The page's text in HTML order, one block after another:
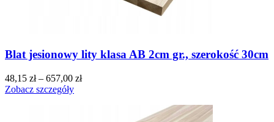
Blat jesionowy lity klasa AB 2cm gr., szerokość 30cm
48,15 zł– 657,00 zł
Zobacz szczegóły